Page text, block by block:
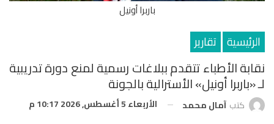
باربرا أونيل
الرئيسية تقارير
نقابة الأطباء تتقدم ببلاغات رسمية لمنع دورة تدريبية
لـ «باربرا أونيل» الأسترالية بالجونة
كتب آمال محمد الأربعاء 5 أغسطس, 2026 10:17 م